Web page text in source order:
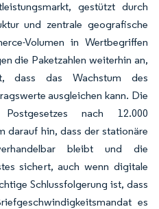
gestützt durch
und zentrale geografische
Volumen in Wertbegriffen
die Paketzahlen weiterhin an,
dass das Wachstum des
ausgleichen kann. Die
nach 12.000
darauf hin, dass der stationäre
bleibt und die
sichert, auch wenn digitale
Schlussfolgerung ist, dass
es